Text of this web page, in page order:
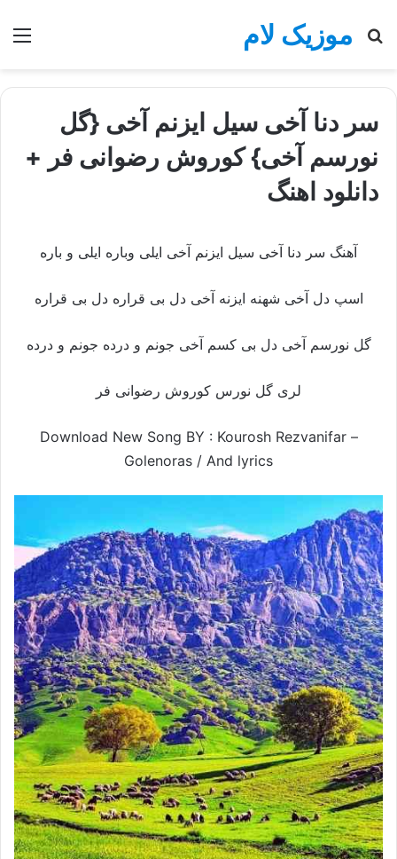
موزیک لام
جستجو
سر دنا آخی سیل ایزنم آخی {گل
نورسم آخی} کوروش رضوانی فر +
دانلود اهنگ
آهنگ سر دنا آخی سیل ایزنم آخی ایلی وباره ایلی و باره
اسپ دل آخی شهنه ایزنه آخی دل بی قراره دل بی قراره
گل نورسم آخی دل بی کسم آخی جونم و درده جونم و درده
لری گل نورس کوروش رضوانی فر
Download New Song BY : Kourosh Rezvanifar –
Golenoras / And lyrics